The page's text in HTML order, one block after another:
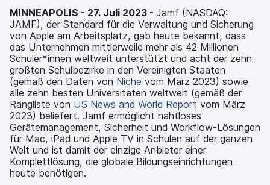
n
h
a
t
e
n
MINNEAPOLIS - 27. Juli 2023 - Jamf (NASDAQ:
JAMF), der Standard für die Verwaltung und Sicherung
von Apple am Arbeitsplatz, gab heute bekannt, dass
das Unternehmen mittlerweile mehr als 42 Millionen
Schüler*innen weltweit unterstützt und acht der zehn
größten Schulbezirke in den Vereinigten Staaten
(gemäß den Daten von Niche vom März 2023) sowie
alle zehn besten Universitäten weltweit (gemäß der
Rangliste von US News and World Report vom März
2023) beliefert. Jamf ermöglicht nahtloses
Gerätemanagement, Sicherheit und Workflow-Lösungen
für Mac, iPad und Apple TV in Schulen auf der ganzen
Welt und ist damit der einzige Anbieter einer
Komplettlösung, die globale Bildungseinrichtungen
heute benötigen.